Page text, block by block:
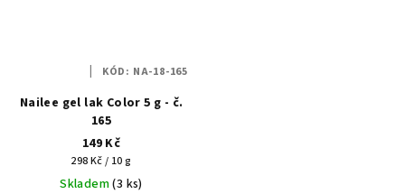
Nailee gel lak Color 5 g - č.
165
149 Kč
Měrná
cena:
298 Kč / 10 g
Skladem(3 ks)
KÓD: NA-18-165